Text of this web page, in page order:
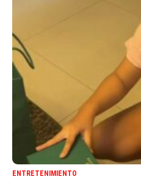
ENTRETENIMIENTO